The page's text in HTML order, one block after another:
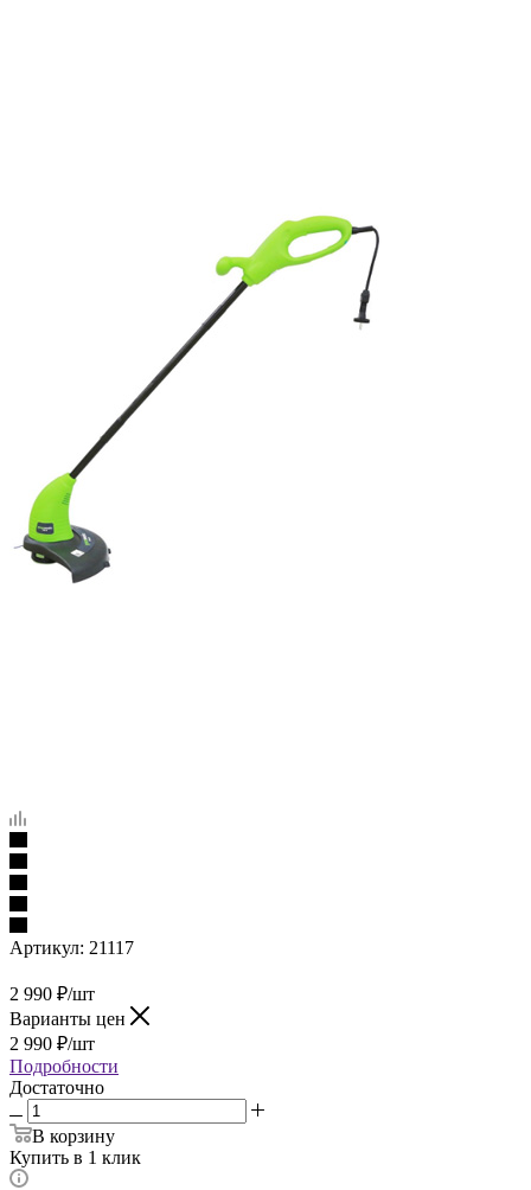
Артикул: 21117
2 990 ₽/шт
Варианты цен
2 990 ₽/шт
Подробности
Достаточно
В корзину
Купить в 1 клик